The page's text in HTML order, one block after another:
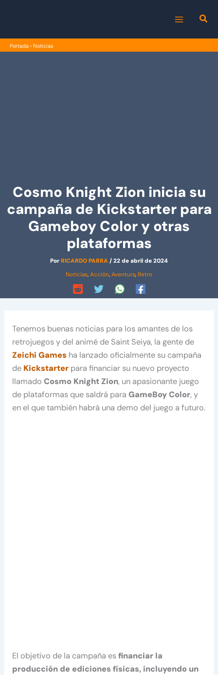
MENU
Portada › Noticias
Cosmo Knight Zion inicia su
campaña de Kickstarter para
Gameboy Color y otras
plataformas
PorRICARDO PARRA/22 de abril de 2024
Noticias,Acción,Aventura, Retro
Tenemos buenas noticias para los amantes de los
retrojuegos y del animé de Saint Seiya, la gente de
Zeichi Games ha lanzado oficialmente su campaña
de Kickstarter para financiar su nuevo proyecto
llamadoCosmo Knight Zion, un apasionante juego
de plataformas que saldrá paraGameBoy Color, y
en el que también habrá una demo del juego a futuro.
El objetivo de la campaña esfinanciar la
producción de ediciones físicas, incluyendo un